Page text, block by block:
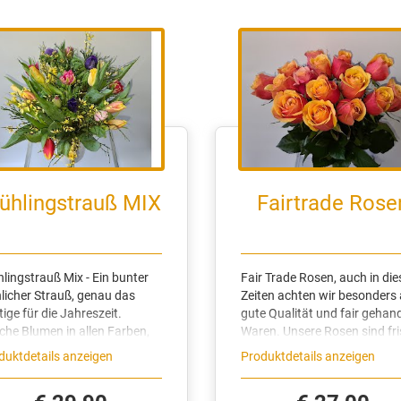
MIX
o:p></span></p> <p class="MsoNormal" style="margin-bottom: 0cm; line-height: normal; background-image: initial; background-position: initial; background-size: initial; background-repeat: initial; background-attachment: initial; background-origin: initial; background-clip: initial;"><span style="font-size:10.5pt;font-family:&quot;Helvetica&quot;,sans-serif;mso-fareast-font-family: &quot;Times New Roman&quot;;color:#555555;mso-fareast-language:DE-AT">Schenke sie ein wenig bunte Freude her. Dieser Blumenstrauß hellt einfach jeden Wohnraum auf.</span><span style="font-size: 10.5pt; font-family: Helvetica, sans-serif;"><o:p></o:p></span></p> <p class="MsoNormal" style="margin-bottom: 0cm; line-height: normal; background-image: initial; background-position: initial; background-size: initial; background-repeat: initial; background-attachment: initial; background-origin: initial; background-clip: initial;"><span style="font-size:10.5pt;font-family:&quot;Helvetica&quot;,sans-serif;mso-fareast-font-family: &quot;Times New Roman&quot;;color:#555555;mso-fareast-language:DE-AT">&nbsp;</span><span style="font-size: 10.5pt; font-family: Helvetica, sans-serif;"><o:p></o:p></span></p> <p class="MsoNormal" style="margin-bottom: 0cm; line-height: normal; background-image: initial; background-position: initial; background-size: initial; background-repeat: initial; background-attachment: initial; background-origin: initial; background-clip: initial;"><span style="font-size:10.5pt;font-family:&quot;Helvetica&quot;,sans-serif;mso-fareast-font-family: &quot;Times New Roman&quot;;color:#555555;mso-fareast-language:DE-AT">&nbsp;</span><span style="font-size: 10.5pt; font-family: Helvetica, sans-serif;"><o:p></o:p></span></p> <p class="MsoNormal" style="margin-bottom: 0cm; line-height: normal; background-image: initial; background-position: initial; background-size: initial; background-repeat: initial; background-attachment: initial; background-origin: initial; background-clip: initial;"><b><span style="font-size:10.5pt;font-family:&quot;Helvetica&quot;,sans-serif;mso-fareast-font-family: &quot;Times New Roman&quot;;color:#555555;mso-fareast-language:DE-AT">Ideal als Geschenk für folgende Anlässe:</span></b><span style="font-size: 10.5pt; font-family: Helvetica, sans-serif;"><o:p></o:p></span></p> <ul type="disc"> <li class="MsoNormal" style="line-height: normal; background-image: initial; background-position: initial; background-size: initial; background-repeat: initial; background-attachment: initial; background-origin: initial; background-clip: initial;"><u><span style="font-size:10.5pt;font-family:&quot;Helvetica&quot;,sans-serif; mso-fareast-font-family:&quot;Times New Roman&quot;;mso-fareast-language:DE-AT">Valentinstag</span></u><span style="font-size:10.5pt;font-family:&quot;Helvetica&quot;,sans-serif;mso-fareast-font-family: &quot;Times New Roman&quot;;mso-fareast-language:DE-AT"><o:p></o:p></span></li> <li class="MsoNormal" style="line-height: normal; background-image: initial; background-position: initial; background-size: initial; background-repeat: initial; background-attachment: initial; background-origin: initial; background-clip: initial;"><u><span style="font-size:10.5pt;font-family:&quot;Helvetica&quot;,sans-serif; mso-fareast-font-family:&quot;Times New Roman&quot;;mso-fareast-language:DE-AT">Muttertag</span></u><span style="font-size:10.5pt;font-family:&quot;Helvetica&quot;,sans-serif;mso-fareast-font-family: &quot;Times New Roman&quot;;mso-fareast-language:DE-AT"><o:p></o:p></span></li> <li class="MsoNormal" style="line-height: normal; background-image: initial; background-position: initial; background-size: initial; background-repeat: initial; background-attachment: initial; background-origin: initial; background-clip: initial;"><u><span style="font-size:10.5pt;font-family:&quot;Helvetica&quot;,sans-serif; mso-fareast-font-family:&quot;Times New Roman&quot;;mso-fareast-language:DE-AT">Geburtstag</span></u><span style="font-size:10.5pt;font-family:&quot;Helvetica&quot;,sans-serif;mso-fareast-font-family: &quot;Times New Roman&quot;;mso-fareast-language:DE-AT"><o:p></o:p></span></li> <li class="MsoNormal" style="line-height: normal; background-image: initial; background-position: initial; background-size: initial; background-repeat: initial; background-attachment: initial; background-origin: initial; background-clip: initial;"><u><span style="font-size:10.5pt;font-family:&quot;Helvetica&quot;,sans-serif; mso-fareast-font-family:&quot;Times New Roman&quot;;mso-fareast-language:DE-AT">Einladungen</span></u><span style="font-size:10.5pt;font-family:&quot;Helvetica&quot;,sans-serif;mso-fareast-font-family: &quot;Times New Roman&quot;;mso-fareast-language:DE-AT"><o:p></o:p></span></li> </ul> <p class="MsoNormal" style="margin-bottom: 0cm; line-height: normal; background-image: initial; background-position: initial; background-size: initial; background-repeat: initial; background-attachment: initial; background-origin: initial; background-clip: initial;"><span style="font-size:10.5pt;font-family:&quot;Helvetica&quot;,sans-serif;mso-fareast-font-family: &quot;Times New Roman&quot;;color:#555555;mso-fareast-language:DE-AT">&nbsp;</span><span style="font-size: 10.5pt; font-family: Helvetica, sans-serif;"><o:p></o:p></span></p> <p class="MsoNormal" style="margin-bottom: 0cm; line-height: normal; background-image: initial; background-position: initial; background-size: initial; background-repeat: initial; background-attachment: initial; background-origin: initial; background-clip: initial;"><b><span style="font-size:10.5pt;font-family:&quot;Helvetica&quot;,sans-serif;mso-fareast-font-family: &quot;Times New Roman&quot;;color:#555555;mso-fareast-language:DE-AT">Varianten und Größen:</span></b><span style="font-size: 10.5pt; font-family: Helvetica, sans-serif;"><o:p></o:p></span></p> <ul type="disc"> <li class="MsoNormal" style="line-height: normal; background-image: initial; background-position: initial; background-size: initial; background-repeat: initial; background-attachment: initial; background-origin: initial; background-clip: initial;"><b><span style="font-size:10.5pt;font-family:&quot;Helvetica&quot;,sans-serif; mso-fareast-font-family:&quot;Times New Roman&quot;;mso-fareast-language:DE-AT">Standard - ca. 15 Blumen</span></b><span style="font-size:10.5pt;font-family:&quot;Helvetica&quot;,sans-serif; mso-fareast-font-family:&quot;Times New Roman&quot;;mso-fareast-language:DE-AT"><o:p></o:p></span></li> <li class="MsoNormal" style="line-height: normal; background-image: initial; background-position: initial; background-size: initial; background-repeat: initial; background-attachment: initial; background-origin: initial; background-clip: initial;"><b><span style="font-size:10.5pt;font-family:&quot;Helvetica&quot;,sans-serif; mso-fareast-font-family:&quot;Times New Roman&quot;;mso-fareast-language:DE-AT">Mittel&nbsp; &nbsp; &nbsp; - ca. 18 Blumen</span></b><span style="font-size:10.5pt; font-family:&quot;Helvetica&quot;,sans-serif;mso-fareast-font-family:&quot;Times New Roman&quot;; mso-fareast-language:DE-AT"><o:p></o:p></span></li><li class="MsoNormal" style="line-height: normal; background-image: initial; background-position: initial; background-size: initial; background-repeat: initial; background-attachment: initial; background-origin: initial; background-clip: initial;"><b><span style="font-size:10.5pt;font-family:&quot;Helvetica&quot;,sans-serif; mso-fareast-font-family:&quot;Times New Roman&quot;;mso-fareast-language:DE-AT">Mittelgroß - ca. 23 Blumen</span></b></li> <li class="MsoNormal" style="line-height: normal; background-image: initial; background-position: initial; background-size: initial; background-repeat: initial; background-attachment: initial; background-origin: initial; background-clip: initial;"><b><span style="font-size:10.5pt;font-family:&quot;Helvetica&quot;,sans-serif; mso-fareast-font-family:&quot;Times New Roman&quot;;mso-fareast-language:DE-AT">Groß&nbsp; &nbsp; &nbsp; - ca. 26 Blumen</span></b><span style="font-size:10.5pt; font-family:&quot;Helvetica&quot;,sans-serif;mso-fareast-font-family:&quot;Times New Roman&quot;; mso-fareast-language:DE-AT"><o:p></o:p></span></li> <li class="MsoNormal" style="line-height: normal; background-image: initial; background-position: initial; background-size: initial; background-repeat: initial; background-attachment: initial; background-origin: initial; background-clip: initial;"><b><span style
anzeigen
Fairtrade
Fair Trade Rosen, auch in diesen Zeiten achten wir besonders auf gute Qualität und fair gehandelte Waren. Unsere Rosen sind frisch und halten sehr gut Fair Trade Rosen, auch in diesen Zeiten achten wir besonders auf gute Qualität und fair gehandelte Waren. Unsere Rosen sind frisch und halten sehr gut.<div><br></div><div><p class="MsoNormal" style="margin-bottom: 0cm; line-height: normal; background-image: initial; background-position: initial; background-size: initial; background-repeat: initial; background-attachment: initial; background-origin: initial; background-clip: initial;"><b><span style="font-size:10.5pt;font-family:&quot;Helvetica&quot;,sans-serif;mso-fareast-font-family: &quot;Times New Roman&quot;;color:#555555;mso-fareast-language:DE-AT">Ideal als Geschenk für folgende Anlässe:</span></b><span style="font-size:10.5pt;font-family:&quot;Helvetica&quot;,sans-serif; mso-fareast-font-family:&quot;Times New Roman&quot;;color:#555555;mso-fareast-language: DE-AT"><o:p></o:p></span></p> <ul type="disc"> <li class="MsoNormal" style="line-height: normal; background-image: initial; background-position: initial; background-size: initial; background-repeat: initial; background-attachment: initial; background-origin: initial; background-clip: initial;"><u><span style="font-size:10.5pt;font-family:&quot;Helvetica&quot;,sans-serif; mso-fareast-font-family:&quot;Times New Roman&quot;;mso-fareast-language:DE-AT">Valentinstag</span></u><span style="font-size:10.5pt;font-family:&quot;Helvetica&quot;,sans-serif;mso-fareast-font-family: &quot;Times New Roman&quot;;mso-fareast-language:DE-AT"><o:p></o:p></span></li> <li class="MsoNormal" style="line-height: normal; background-image: initial; background-position: initial; background-size: initial; background-repeat: initial; background-attachment: initial; background-origin: initial; background-clip: initial;"><u><span style="font-size:10.5pt;font-family:&quot;Helvetica&quot;,sans-serif; mso-fareast-font-family:&quot;Times New Roman&quot;;mso-fareast-language:DE-AT">Muttertag</span></u><span style="font-size:10.5pt;font-family:&quot;Helvetica&quot;,sans-serif;mso-fareast-font-family: &quot;Times New Roman&quot;;mso-fareast-language:DE-AT"><o:p></o:p></span></li> <li class="MsoNormal" style="line-height: normal; background-image: initial; background-position: initial; background-size: initial; background-repeat: initial; background-attachment: initial; background-origin: initial; background-clip: initial;"><u><span style="font-size:10.5pt;font-family:&quot;Helvetica&quot;,sans-serif; mso-fareast-font-family:&quot;Times New Roman&quot;;mso-fareast-language:DE-AT">Geburtstag</span></u><span style="font-size:10.5pt;font-family:&quot;Helvetica&quot;,sans-serif;mso-fareast-font-family: &quot;Times New Roman&quot;;mso-fareast-language:DE-AT"><o:p></o:p></span></li> <li class="MsoNormal" style="line-height: normal; background-image: initial; background-position: initial; background-size: initial; background-repeat: initial; background-attachment: initial; background-origin: initial; background-clip: initial;"><u><span style="font-size:10.5pt;font-family:&quot;Helvetica&quot;,sans-serif; mso-fareast-font-family:&quot;Times New Roman&quot;;mso-fareast-language:DE-AT">Einladungen</span></u><span style="font-size:10.5pt;font-family:&quot;Helvetica&quot;,sans-serif;mso-fareast-font-family: &quot;Times New Roman&quot;;mso-fareast-language:DE-AT"><o:p></o:p></span></li> </ul> <p class="MsoNormal" style="margin-bottom: 0cm; line-height: normal; background-image: initial; background-position: initial; background-size: initial; background-repeat: initial; background-attachment: initial; background-origin: initial; background-clip: initial;"><span style="font-size:10.5pt;font-family:&quot;Helvetica&quot;,sans-serif;mso-fareast-font-family: &quot;Times New Roman&quot;;color:#555555;mso-fareast-language:DE-AT">&nbsp;</span></p> <p class="MsoNormal" style="margin-bottom: 0cm; line-height: normal; background-image: initial; background-position: initial; background-size: initial; background-repeat: initial; background-attachment: initial; background-origin: initial; background-clip: initial;"><b><span style="font-size:10.5pt;font-family:&quot;Helvetica&quot;,sans-serif;mso-fareast-font-family: &quot;Times New Roman&quot;;color:#555555;mso-fareast-language:DE-AT">Varianten und Größen:</span></b></p><p class="MsoNormal" style="margin-bottom: 0cm; line-height: normal; background-image: initial; background-position: initial; background-size: initial; background-repeat: initial; background-attachment: initial; background-origin: initial; background-clip: initial;"><ul><li>kurz- &amp; langstielig</li><li>diverse Farben</li><li>Sets: wir haben einige Varianten für Sie zur Vorauswahl</li></ul></p><p class="MsoNormal" style="margin-bottom: 0cm; line-height: normal; background-image: initial; background-position: initial; background-size: initial; background-repeat: initial; background-attachment: initial; background-origin: initial; background-clip: initial;"><b><span style="font-size:10.5pt;font-family:&quot;Helvetica&quot;,sans-serif;mso-fareast-font-family: &quot;Times New Roman&quot;;color:#555555;mso-fareast-language:DE-AT"> <!--[if !supportLineBreakNewLine]--><br> <!--[endif]--></span></b><span style="font-size:10.5pt;font-family:&quot;Helvetica&quot;,sans-serif; mso-fareast-font-family:&quot;Times New Roman&quot;;color:#555555;mso-fareast-language: DE-AT"><o:p></o:p></span></p> <p class="MsoNormal" style="margin-bottom: 0cm; line-height: normal; background-image: initial; background-position: initial; background-size: initial; background-repeat: initial; background-attachment: initial; background-origin: initial; background-clip: initial;"><b><span style="font-size:10.5pt;font-family:&quot;Helvetica&quot;,sans-serif;mso-fareast-font-family: &quot;Times New Roman&quot;;color:#555555;mso-fareast-language:DE-AT">Pflegetipps / Haltbarkeit</span></b><span style="font-size:10.5pt;font-family:&quot;Helvetica&quot;,sans-serif; mso-fareast-font-family:&quot;Times New Roman&quot;;color:#555555;mso-fareast-language: DE-AT"><o:p></o:p></span></p> <ul type="disc"> <li class="MsoNormal" style="line-height: normal; background-image: initial; background-position: initial; background-size: initial; background-repeat: initial; background-attachment: initial; background-origin: initial; background-clip: initial;"><span style="font-size:10.5pt;font-family:&quot;Helvetica&quot;,sans-serif; mso-fareast-font-family:&quot;Times New Roman&quot;;mso-fareast-language:DE-AT">Die Stiele frisch anschneiden vor dem Einwässern<o:p></o:p></span></li> <li class="MsoNormal" style="line-height: normal; background-image: initial; background-position: initial; background-size: initial; background-repeat: initial; background-attachment: initial; background-origin: initial; background-clip: initial;"><span style="font-size:10.5pt;font-family:&quot;Helvetica&quot;,sans-serif; mso-fareast-font-family:&quot;Times New Roman&quot;;mso-fareast-language:DE-AT">Wasser nach 2-3 Tagen wechseln und die Stiele erneut anschneiden<o:p></o:p></span></li> <li class="MsoNormal" style="line-height: normal; background-image: initial; background-position: initial; background-size: initial; background-repeat: initial; background-attachment: initial; background-origin: initial; background-clip: initial;"><span style="font-size:10.5pt;font-family:&quot;Helvetica&quot;,sans-serif; mso-fareast-font-family:&quot;Times New Roman&quot;;mso-fareast-language:DE-AT">Je wärmer das Zimmer in dem die Rosen stehen, umso schneller verblühen diese<o:p></o:p></span></li> <li class="MsoNormal" style="line-height: normal; background-image: initial; background-position: initial; background-size: initial; background-repeat: initial; background-attachment: initial; background-origin: initial; background-clip: initial;"><b><span style="font-size:10.5pt;font-family:&quot;Helvetica&quot;,sans-serif; mso-fareast-font-family:&quot;Times New Roman&quot;;mso-fareast-language:DE-AT">Empfehlung:&nbsp;</span></b><span style="font-size:10.5pt;font-family:&quot;Helvetica&quot;,sans-serif;mso-fareast-font-family: &quot;Times New Roman&quot;;mso-fareast-language:DE-AT">kühles Zimmer und häufiges um-wassern und anschneiden<o:p></o:p></span></li> </ul> <p class="MsoNormal" style="margin-bottom: 0cm; line-height: normal; background-image: initial; background-position: initial; background-size: initial; background-repeat: initial; background-attachment: initial; background-origin: initial; background-clip: initial;"><span style="font-size:10.5pt;font-family:&quot;Helvetica&quot;,sans-serif;mso-fareast-font-family: &quot;Times New Roman&quot;;color:#555555;mso-fareast-language:DE-AT">Die Rosen werden jeden Tag frisch eingekauft und verarbeitet, so dass diese
Produktdetails anzeigen